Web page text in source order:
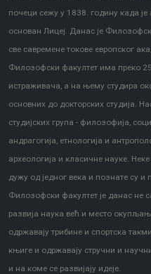
почеци сежу у 1838. годину када
основан Лицеј. Данас је
све савремене токове европског
Филозофски факултет има преко
истраживача, а на њему студира
основних до докторских студија.
студијских група - филозофија,
андрагогија, етнологија и
археологија и класичне науке.
дужу од једног века и познате су и
Филозофски факултет је данас не
развија наука већ и место
одржавају трибине и спортска
књиге и одржавају стручни и
и на коме се развијају идеје.